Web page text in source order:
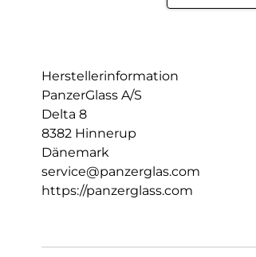
Herstellerinformation
PanzerGlass A/S
Delta 8
8382 Hinnerup
Dänemark
service@panzerglas.com
https://panzerglass.com